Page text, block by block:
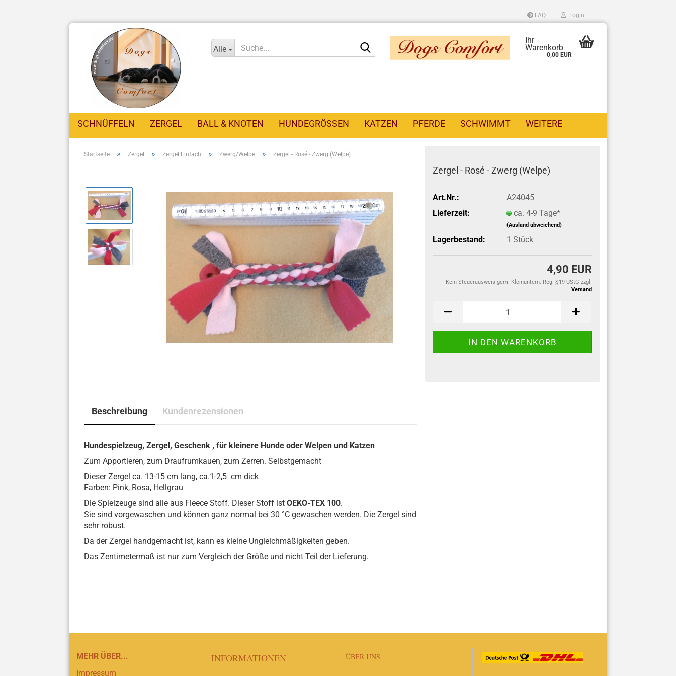
FAQ Login
Alle
Suche... Ihr
Warenkorb
0,00 EUR
SCHNÜFFELN ZERGEL BALL & KNOTEN HUNDEGRÖSSEN KATZEN PFERDE SCHWIMMT WEITERE
Startseite » Zergel » Zergel Einfach » Zwerg/Welpe » Zergel - Rosé - Zwerg (Welpe)
Zergel - Rosé - Zwerg (Welpe)
Art.Nr.:
A24045
Lieferzeit:
ca. 4-9 Tage*
(Ausland abweichend)
Lagerbestand: 1Stück
4,90 EUR
Kein Steuerausweis gem. Kleinuntern.-Reg. §19 UStG zzgl.
Versand
Beschreibung Kundenrezensionen
Hundespielzeug, Zergel, Geschenk , für kleinere Hunde oder Welpen und Katzen
Zum Apportieren, zum Draufrumkauen, zum Zerren. Selbstgemacht
Dieser Zergel ca. 13-15 cm lang, ca.1-2,5 cm dick
Farben: Pink, Rosa, Hellgrau
Die Spielzeuge sind alle aus Fleece Stoff. Dieser Stoff ist OEKO-TEX 100.
Sie sind vorgewaschen und können ganz normal bei 30 °C gewaschen werden. Die Zergel sind
sehr robust.
Da der Zergel handgemacht ist, kann es kleine Ungleichmäßigkeiten geben.
Das Zentimetermaß ist nur zum Vergleich der Größe und nicht Teil der Lieferung.
MEHR ÜBER...
Impressum
INFORMATIONEN ÜBER UNS